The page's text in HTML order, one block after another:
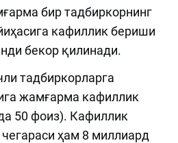
бир тадбиркорнинг
кафиллик бериши
бекор қилинади.
тадбиркорларга
жамғарма кафиллик
50 фоиз). Кафиллик
ҳам 8 миллиард